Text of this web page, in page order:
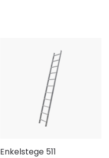
Enkelstege 511